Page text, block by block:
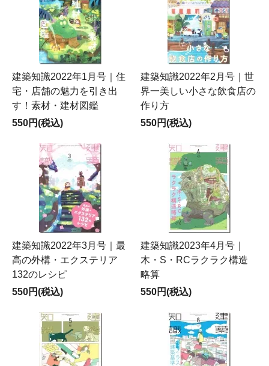
建築知識2022年1月号｜住
宅・店舗の魅力を引き出
す！素材・建材図鑑
550円(税込)
建築知識2022年2月号｜世
界一美しい小さな飲食店の
作り方
550円(税込)
建築知識2022年3月号｜最
高の外構・エクステリア
132のレシピ
550円(税込)
建築知識2023年4月号｜
木・S・RCラクラク構造
略算
550円(税込)